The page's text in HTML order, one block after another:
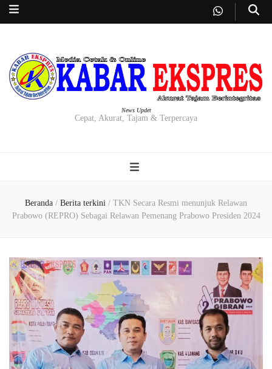
News Updet
Cepat, Akurat, Tajam & Terpercaya
Beranda / Berita terkini / TKN Secara Resmi menunjuk Relawan
Prabowo (REPRO) Sebagai Relawan Pemenang Prabowo Presiden 2024